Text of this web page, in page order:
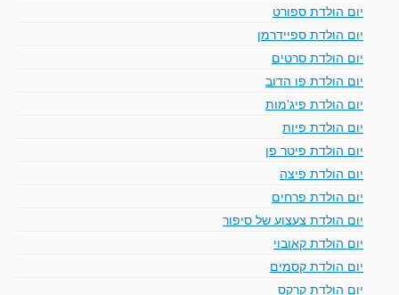
יום הולדת ספורט
יום הולדת ספיידרמן
יום הולדת סרטים
יום הולדת פו הדוב
יום הולדת פיג'מות
יום הולדת פיות
יום הולדת פיטר פן
יום הולדת פיצה
יום הולדת פרחים
יום הולדת צעצוע של סיפור
יום הולדת קאובוי
יום הולדת קסמים
יום הולדת קרקס